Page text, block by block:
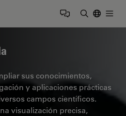
sus conocimientos,
y aplicaciones prácticas
campos científicos.
visualización precisa,